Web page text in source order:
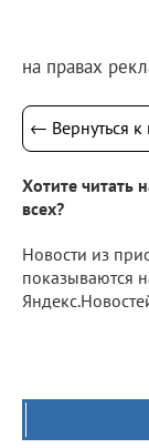
на правах
← Вернуться к
Хотите читать
всех?
Новости из
показываются